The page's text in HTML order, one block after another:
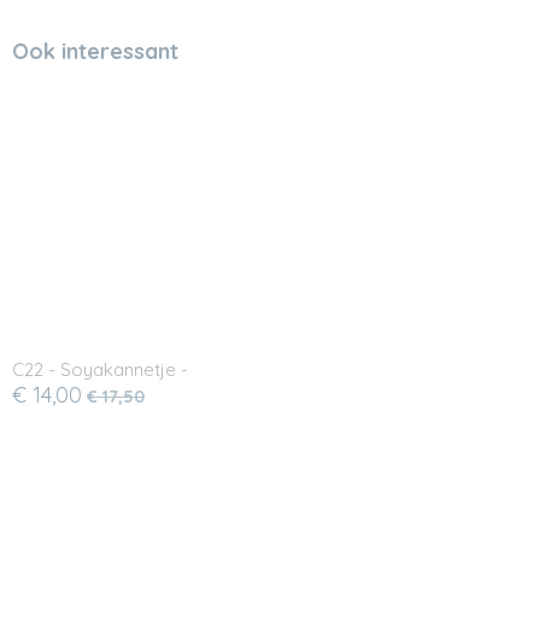
Ook interessant
C22 - Soyakannetje -
€ 14,00 € 17,50